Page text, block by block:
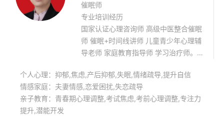
催眠师
专业培训经历
国家认证心理咨询师 高级中医整合催眠
师 催眠+时间线讲师 儿童青少年心理辅
导老师 家庭教育指导师 学习治疗师。
年的咨询经验，擅长领域：童年创伤影
响当下情绪催眠干预、非器质性身体病
痛、各种情绪问题、婚姻恋爱及学生各
个人心理：抑郁,焦虑,产后抑郁,失眠,情绪疏导,提升自信
情感家庭：夫妻情感,恋爱困扰,失恋疏导
亲子教育：青春期心理调整,考试焦虑,考前心理调整,专注力
提升,潜能开发